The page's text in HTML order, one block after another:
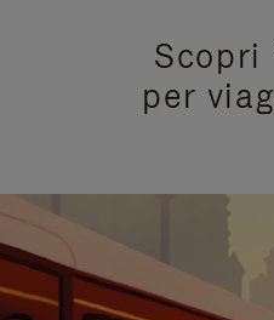
Scopri
per